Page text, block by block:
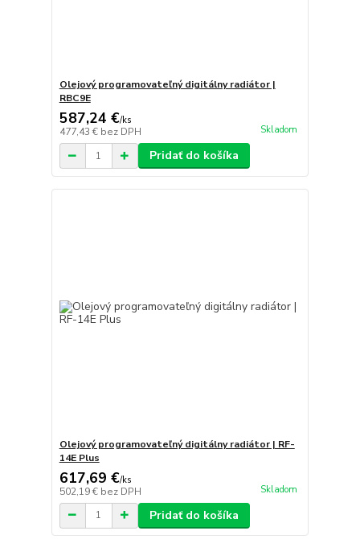
Olejový programovateľný digitálny radiátor |
RBC9E
587,24 €/ks
477,43 € bez DPH Skladom
Pridať do košíka
Olejový programovateľný digitálny radiátor | RF-
14E Plus
617,69 €/ks
502,19 € bez DPH Skladom
Pridať do košíka